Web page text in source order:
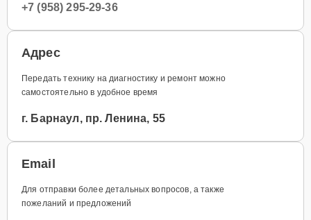
+7 (958) 295-29-36
Адрес
Передать технику на диагностику и ремонт можно
самостоятельно в удобное время
г. Барнаул, пр. Ленина, 55
Email
Для отправки более детальных вопросов, а также
пожеланий и предложений